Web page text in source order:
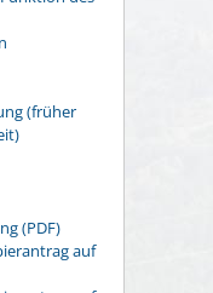
(früher
(PDF)
auf